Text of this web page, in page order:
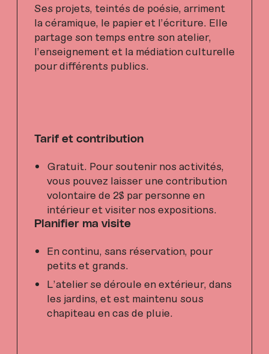
Ses projets, teintés de poésie, arriment
la céramique, le papier et l’écriture. Elle
partage son temps entre son atelier,
l’enseignement et la médiation culturelle
pour différents publics.
Tarif et contribution
Gratuit. Pour soutenir nos activités,
vous pouvez laisser une contribution
volontaire de 2$ par personne en
intérieur et visiter nos expositions.
Planifier ma visite
En continu, sans réservation, pour
petits et grands.
L’atelier se déroule en extérieur, dans
les jardins, et est maintenu sous
chapiteau en cas de pluie.